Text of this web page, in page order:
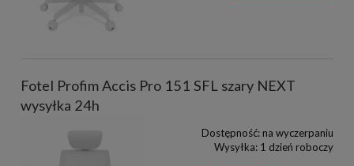
Fotel Profim Accis Pro 151 SFL szary NEXT
wysyłka 24h
Dostępność: na wyczerpaniu
Wysyłka: 1 dzień roboczy